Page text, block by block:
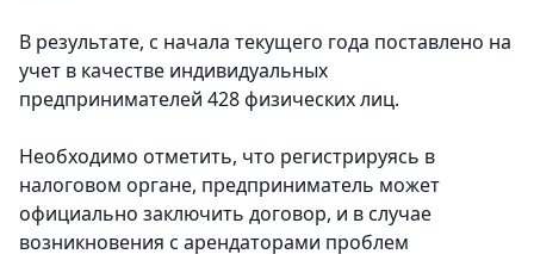
В результате, c начала текущего года поставлено на
учет в качестве индивидуальных
предпринимателей 428 физических лиц.
Необходимо отметить, что регистрируясь в
налоговом органе, предприниматель может
официально заключить договор, и в случае
возникновения с арендаторами проблем